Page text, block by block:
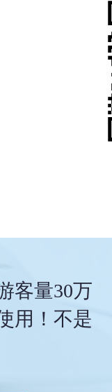
客量30万
用！不是